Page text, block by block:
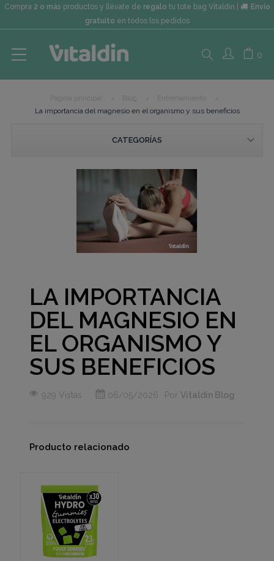
Compra 2 o más productos y llévate de regalo tu tote bag Vitaldin |
Envío
gratuito en todos los pedidos
Search
here...
0
Entrenamiento
La importancia del magnesio en el organismo y sus beneficios
CATEGORÍAS
LA IMPORTANCIA
DEL MAGNESIO EN
EL ORGANISMO Y
SUS BENEFICIOS
929 Vistas 06/05/2026 Por Vitaldin Blog
Producto relacionado